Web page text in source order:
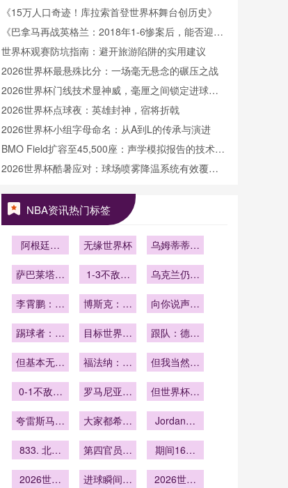
率与破局路径
《15万人口奇迹！库拉索首登世界杯舞台创历史》
《巴拿马再战英格兰：2018年1-6惨案后，能否迎来
复仇？》
世界杯观赛防坑指南：避开旅游陷阱的实用建议
2026世界杯最悬殊比分：一场毫无悬念的碾压之战
2026世界杯门线技术显神威，毫厘之间锁定进球瞬
间
2026世界杯点球夜：英雄封神，宿将折戟
2026世界杯小组字母命名：从A到L的传承与演进
BMO Field扩容至45,500座：声学模拟报告的技术剖
析与评估
2026世界杯酷暑应对：球场喷雾降温系统有效覆盖
NBA资讯热门标签
阿根廷官
利确认右膝
断裂
无缘世界杯
乌姆蒂蒂：
意义并不大
萨巴莱塔谈
队：法国&
格兰&巴西
1-3不敌瑞
乌克兰仍然
第二次晋级
李霄鹏：最
休息；世界
有创造性的
博斯克：没
2010世界
遗憾
向你说声抱
踢球者：穆
进行8小时
目标世界杯
跟队：德里
季末复出
但基本无缘
界杯
福法纳：虽
进过法国队
但我当然想
0-1不敌土
罗马尼亚自
今仍无缘世
但世界杯前
夸雷斯马：
队更有求胜
大家都希望
杯
Jordan品
世界杯
833. 北美
从墨西哥城
第四官员举
确到秒的时
期间16城
价波动模
2026世界
进球瞬间病
2026世界